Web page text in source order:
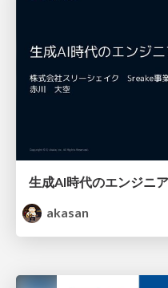
生成AI時代のエンジニ
akasan